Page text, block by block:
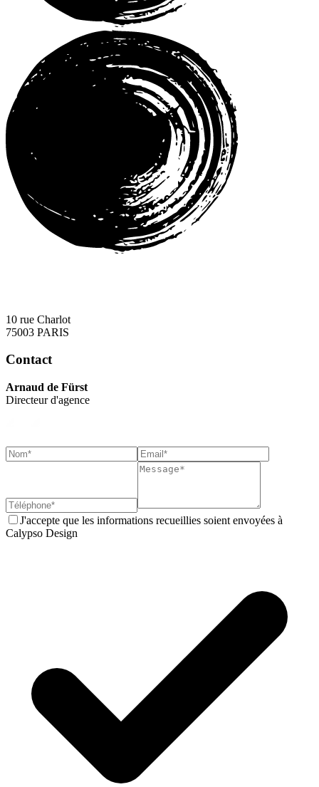
10 rue Charlot
75003 PARIS
Contact
Arnaud de Fürst
Directeur d'agence
J'accepte que les informations recueillies soient envoyées à
Calypso Design